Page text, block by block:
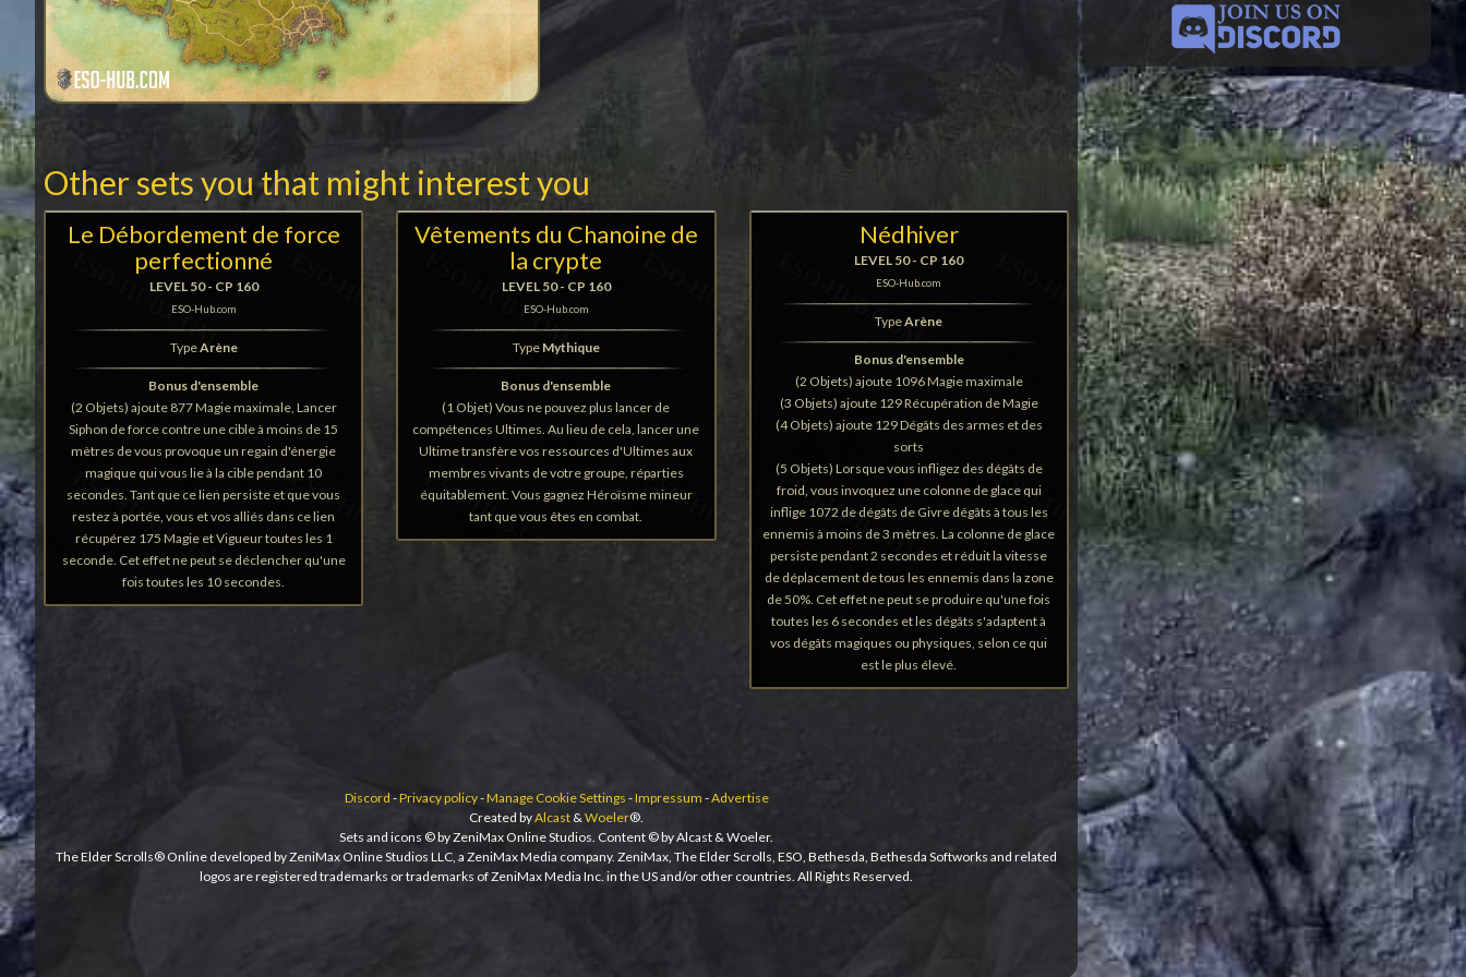
Other sets you that might interest you
Le Débordement de force
perfectionné
LEVEL 50 - CP 160
ESO-Hub.com
TypeArène
Bonus d'ensemble
(2 Objets) ajoute 877 Magie maximale, Lancer
Siphon de force contre une cible à moins de 15
mètres de vous provoque un regain d'énergie
magique qui vous lie à la cible pendant 10
secondes. Tant que ce lien persiste et que vous
restez à portée, vous et vos alliés dans ce lien
récupérez 175 Magie et Vigueur toutes les 1
seconde. Cet effet ne peut se déclencher qu'une
fois toutes les 10 secondes.
Vêtements du Chanoine de
la crypte
LEVEL 50 - CP 160
ESO-Hub.com
Type Mythique
Bonus d'ensemble
(1 Objet) Vous ne pouvez plus lancer de
compétences Ultimes. Au lieu de cela, lancer une
Ultime transfère vos ressources d'Ultimes aux
membres vivants de votre groupe, réparties
équitablement. Vous gagnez Héroïsme mineur
tant que vous êtes en combat.
Nédhiver
LEVEL 50 - CP 160
ESO-Hub.com
TypeArène
Bonus d'ensemble
(2 Objets) ajoute 1096 Magie maximale
(3 Objets) ajoute 129 Récupération de Magie
(4 Objets) ajoute 129 Dégâts des armes et des
sorts
(5 Objets) Lorsque vous infligez des dégâts de
froid, vous invoquez une colonne de glace qui
inflige 1072 de dégâts de Givre dégâts à tous les
ennemis à moins de 3 mètres. La colonne de glace
persiste pendant 2 secondes et réduit la vitesse
de déplacement de tous les ennemis dans la zone
de 50%. Cet effet ne peut se produire qu'une fois
toutes les 6 secondes et les dégâts s'adaptent à
vos dégâts magiques ou physiques, selon ce qui
est le plus élevé.
Discord -Privacy policy-Manage Cookie Settings -Impressum -Advertise
Created byAlcast &Woeler®.
Sets and icons © by ZeniMax Online Studios. Content © by Alcast & Woeler.
The Elder Scrolls® Online developed by ZeniMax Online Studios LLC, a ZeniMax Media company. ZeniMax, The Elder Scrolls, ESO, Bethesda, Bethesda Softworks and related
logos are registered trademarks or trademarks of ZeniMax Media Inc. in the US and/or other countries. All Rights Reserved.